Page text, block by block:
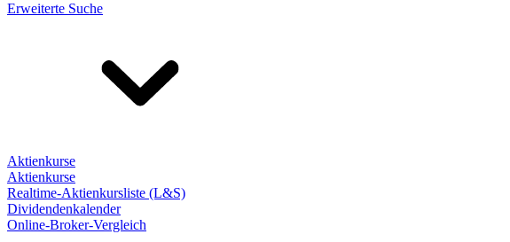
Erweiterte Suche
Aktienkurse
Aktienkurse
Realtime-Aktienkursliste (L&S)
Dividendenkalender
Online-Broker-Vergleich